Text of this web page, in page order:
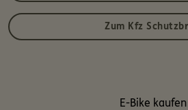
Zum Kfz
E-Bike kaufen